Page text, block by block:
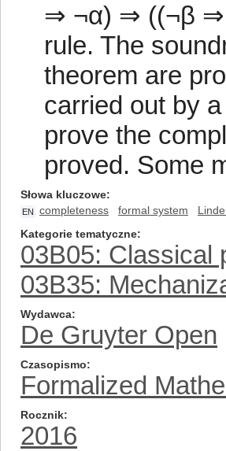
⇒ ¬α) ⇒ ((¬β ⇒
rule. The
theorem are
carried out by
prove the
proved. Some
Słowa kluczowe
EN completeness formal system
Kategorie tematyczne
03B05: Classical
03B35:
Wydawca
De Gruyter Open
Czasopismo
Formalized
Rocznik
2016